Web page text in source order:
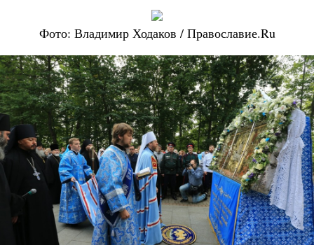
Фото: Владимир Ходаков / Православие.Ru